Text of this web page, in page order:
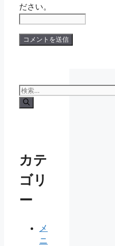
ださい。
検
索:
カテ
ゴリ
ー
メ
ニ